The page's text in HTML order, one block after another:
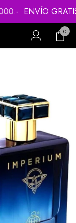
ENVÍO GRATIS
0
0